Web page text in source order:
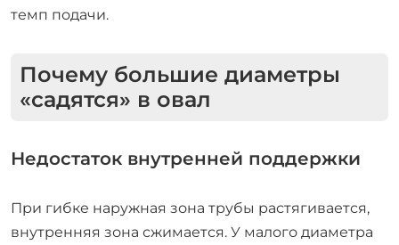
темп подачи.
Почему большие диаметры
«садятся» в овал
Недостаток внутренней поддержки
При гибке наружная зона трубы растягивается,
внутренняя зона сжимается. У малого диаметра